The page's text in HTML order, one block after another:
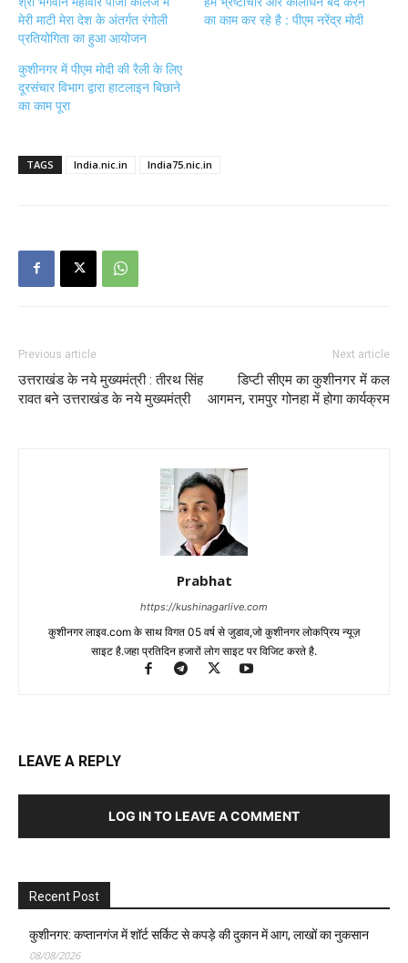
मेरी माटी मेरा देश के अंतर्गत रंगोली
प्रतियोगिता का हुआ आयोजन
का काम कर रहे है : पीएम नरेंद्र मोदी
कुशीनगर में पीएम मोदी की रैली के लिए
दूरसंचार विभाग द्वारा हाटलाइन बिछाने
का काम पूरा
TAGS India.nic.in India75.nic.in
Previous article
उत्तराखंड के नये मुख्यमंत्री : तीरथ सिंह
रावत बने उत्तराखंड के नये मुख्यमंत्री
Next article
डिप्टी सीएम का कुशीनगर में कल
आगमन, रामपुर गोनहा में होगा कार्यक्रम
Prabhat
https://kushinagarlive.com
कुशीनगर लाइव.com के साथ विगत 05 वर्ष से जुडाव,जो कुशीनगर लोकप्रिय न्यूज़
साइट है.जहा प्रतिदिन हजारों लोग साइट पर विजिट करते है.
LEAVE A REPLY
LOG IN TO LEAVE A COMMENT
Recent Post
कुशीनगर: कप्तानगंज में शॉर्ट सर्किट से कपड़े की दुकान में आग, लाखों का नुकसान
08/08/2026